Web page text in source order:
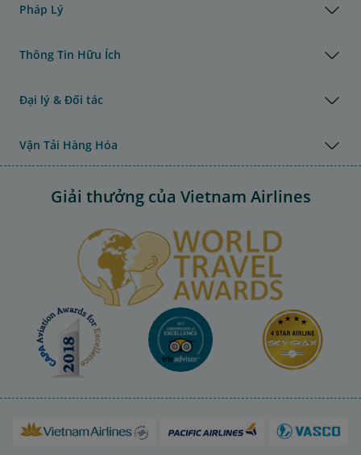
Pháp Lý
Thông Tin Hữu Ích
Đại lý & Đối tác
Vận Tải Hàng Hóa
Giải thưởng của Vietnam Airlines